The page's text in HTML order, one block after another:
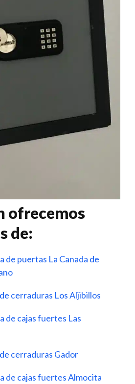
ofrecemos
de:
de puertas La Canada de
cerraduras Los Aljibillos
de cajas fuertes Las
cerraduras Gador
de cajas fuertes Almocita